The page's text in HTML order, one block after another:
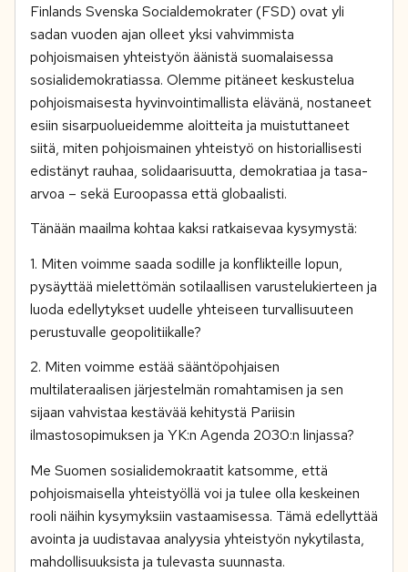
Finlands Svenska Socialdemokrater (FSD) ovat yli
sadan vuoden ajan olleet yksi vahvimmista
pohjoismaisen yhteistyön äänistä suomalaisessa
sosialidemokratiassa. Olemme pitäneet keskustelua
pohjoismaisesta hyvinvointimallista elävänä, nostaneet
esiin sisarpuolueidemme aloitteita ja muistuttaneet
siitä, miten pohjoismainen yhteistyö on historiallisesti
edistänyt rauhaa, solidaarisuutta, demokratiaa ja tasa-
arvoa – sekä Euroopassa että globaalisti.
Tänään maailma kohtaa kaksi ratkaisevaa kysymystä:
1. Miten voimme saada sodille ja konflikteille lopun,
pysäyttää mielettömän sotilaallisen varustelukierteen ja
luoda edellytykset uudelle yhteiseen turvallisuuteen
perustuvalle geopolitiikalle?
2. Miten voimme estää sääntöpohjaisen
multilateraalisen järjestelmän romahtamisen ja sen
sijaan vahvistaa kestävää kehitystä Pariisin
ilmastosopimuksen ja YK:n Agenda 2030:n linjassa?
Me Suomen sosialidemokraatit katsomme, että
pohjoismaisella yhteistyöllä voi ja tulee olla keskeinen
rooli näihin kysymyksiin vastaamisessa. Tämä edellyttää
avointa ja uudistavaa analyysia yhteistyön nykytilasta,
mahdollisuuksista ja tulevasta suunnasta.